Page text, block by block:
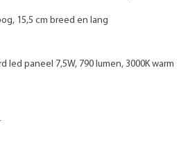
15,5 cm breed en lang
led paneel 7,5W, 790 lumen, 3000K warm